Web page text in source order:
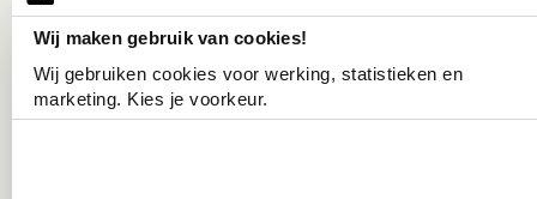
Wij maken gebruik van cookies!
Wij gebruiken cookies voor werking, statistieken en
marketing. Kies je voorkeur.